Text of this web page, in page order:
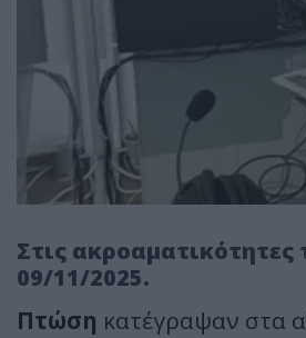
Στις ακροαματικότητες
09/11/2025.
Πτώση κατέγραψαν στα